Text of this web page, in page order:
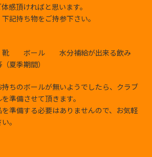
感頂ければと思います。
記持ち物をご持参下さい。
靴 ボール 水分補給が出来る飲み
季期間）
ちのボールが無いようでしたら、クラブ
準備させて頂きます。
準備する必要はありませんので、お気軽
。